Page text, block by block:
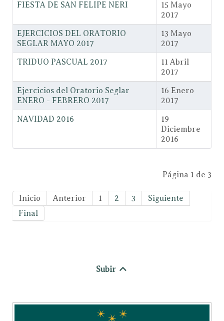
FIESTA DE SAN FELIPE NERI
15 Mayo
2017
EJERCICIOS DEL ORATORIO
SEGLAR MAYO 2017
13 Mayo
2017
TRIDUO PASCUAL 2017
11 Abril
2017
Ejercicios del Oratorio Seglar
ENERO - FEBRERO 2017
16 Enero
2017
NAVIDAD 2016
19
Diciembre
2016
Página 1 de 3
Inicio Anterior 1 2 3
Siguiente
Final
Subir